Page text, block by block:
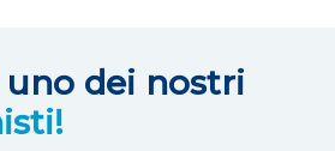
dei nostri